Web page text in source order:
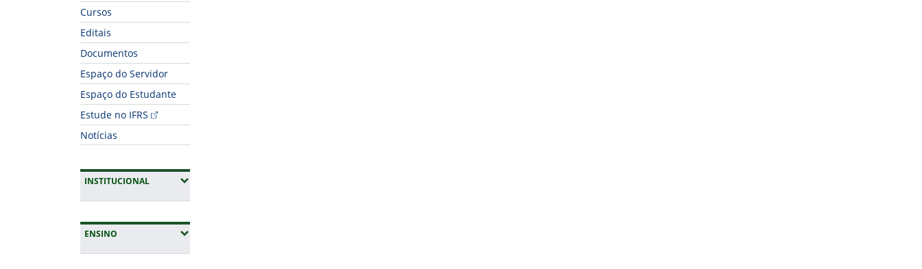
Cursos
Editais
Documentos
Espaço do Servidor
Espaço do Estudante
Estude no IFRS
Notícias
INSTITUCIONAL(EXPANDIR SUBMENUS)
ENSINO (EXPANDIR SUBMENUS)